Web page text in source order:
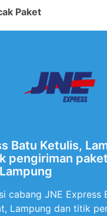
Paket
Batu Ketulis,
pengiriman
cabang JNE Express
Lampung dan titik